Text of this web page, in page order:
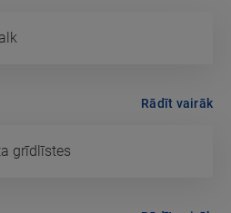
grīdlīstes
Rādīt vairāk